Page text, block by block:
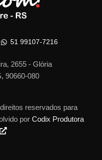
51 99107-7216
2655 - Glória
90660-080
reservados para
por Codix Produtora